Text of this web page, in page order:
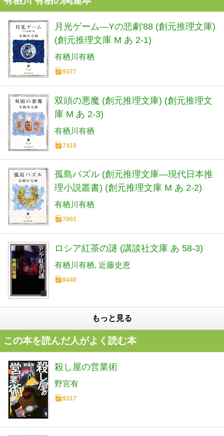
月光ゲーム―Yの悲劇'88 (創元推理文庫)
(創元推理文庫 M あ 2-1)
有栖川有栖
9377
双頭の悪魔 (創元推理文庫) (創元推理文
庫 M あ 2-3)
有栖川有栖
7419
孤島パズル (創元推理文庫―現代日本推
理小説叢書) (創元推理文庫 M あ 2-2)
有栖川有栖
7001
ロシア紅茶の謎 (講談社文庫 あ 58-3)
有栖川有栖 近藤史恵
6440
もっと見る
この本を読んだ人がよく読む本
殺し屋の営業術
野宮有
9317